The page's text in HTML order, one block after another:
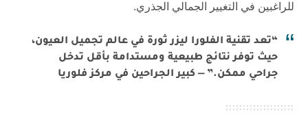
للراغبين في التغيير الجمالي الجذري.
“تعد تقنية الفلورا ليزر ثورة في عالم تجميل العيون،
حيث توفر نتائج طبيعية ومستدامة بأقل تدخل
جراحي ممكن.” — كبير الجراحين في مركز فلوريا